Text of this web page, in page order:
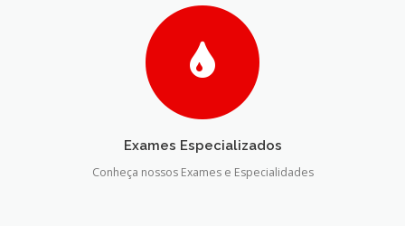
Exames Especializados
Conheça nossos Exames e Especialidades